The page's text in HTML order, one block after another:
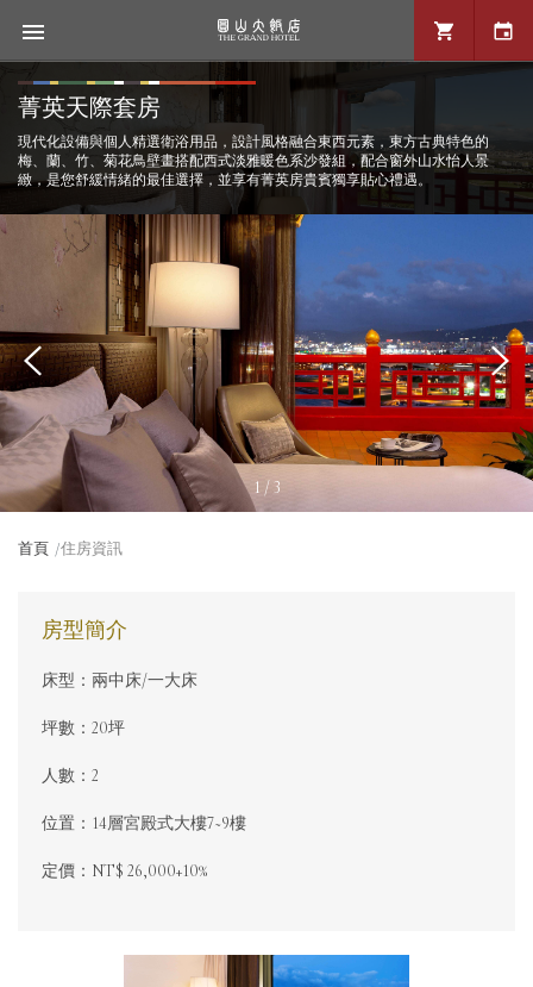
菁英天際套房
現代化設備與個人精選衛浴用品，設計風格融合東西元素，東方古典特色的
梅、蘭、竹、菊花鳥壁畫搭配西式淡雅暖色系沙發組，配合窗外山水怡人景
緻，是您舒緩情緒的最佳選擇，並享有菁英房貴賓獨享貼心禮遇。
1 / 3
首頁 住房資訊
房型簡介
床型：兩中床/一大床
坪數：20坪
人數：2
位置：14層宮殿式大樓7~9樓
定價：NT$ 26,000+10%